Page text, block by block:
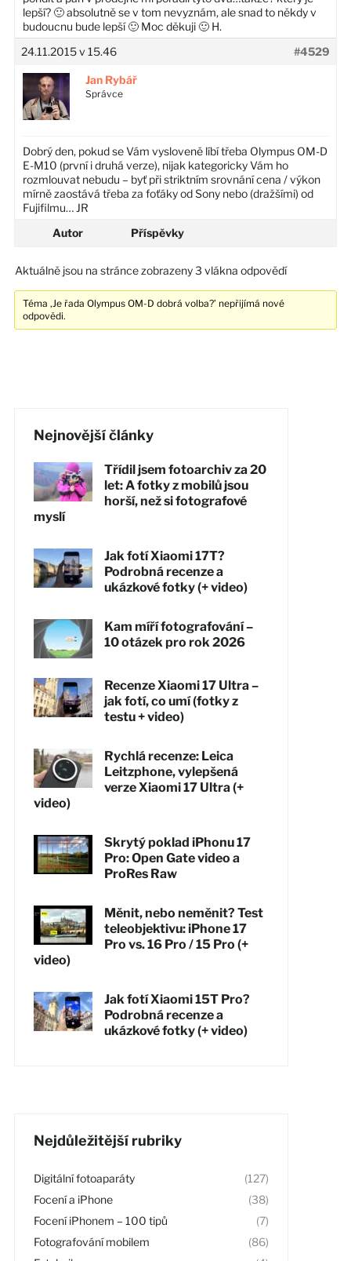
lepší? 🙂 absolutně se v tom nevyznám, ale snad to někdy v
budoucnu bude lepší 🙂 Moc děkuji 🙂 H.
24.11.2015 v 15.46
#4529
Jan Rybář
Správce
Dobrý den, pokud se Vám vysloveně líbí třeba Olympus OM-D
E-M10 (první i druhá verze), nijak kategoricky Vám ho
rozmlouvat nebudu – byť při striktním srovnání cena / výkon
mírně zaostává třeba za foťáky od Sony nebo (dražšími) od
Fujifilmu… JR
Autor
Příspěvky
Aktuálně jsou na stránce zobrazeny 3 vlákna odpovědí
Téma ‚Je řada Olympus OM-D dobrá volba?’ nepřijímá nové
odpovědi.
Nejnovější články
Třídil jsem fotoarchiv za 20
let: A fotky z mobilů jsou
horší, než si fotografové
myslí
Jak fotí Xiaomi 17T?
Podrobná recenze a
ukázkové fotky (+ video)
Kam míří fotografování –
10 otázek pro rok 2026
Recenze Xiaomi 17 Ultra –
jak fotí, co umí (fotky z
testu + video)
Rychlá recenze: Leica
Leitzphone, vylepšená
verze Xiaomi 17 Ultra (+
video)
Skrytý poklad iPhonu 17
Pro: Open Gate video a
ProRes Raw
Měnit, nebo neměnit? Test
teleobjektivu: iPhone 17
Pro vs. 16 Pro / 15 Pro (+
video)
Jak fotí Xiaomi 15T Pro?
Podrobná recenze a
ukázkové fotky (+ video)
Nejdůležitější rubriky
Digitální fotoaparáty
(127)
Focení a iPhone
(38)
Focení iPhonem – 100 tipů
(7)
Fotografování mobilem
(86)